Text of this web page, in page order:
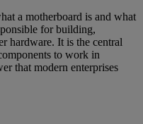
a motherboard is and what
for building,
hardware. It is the central
to work in
that modern enterprises